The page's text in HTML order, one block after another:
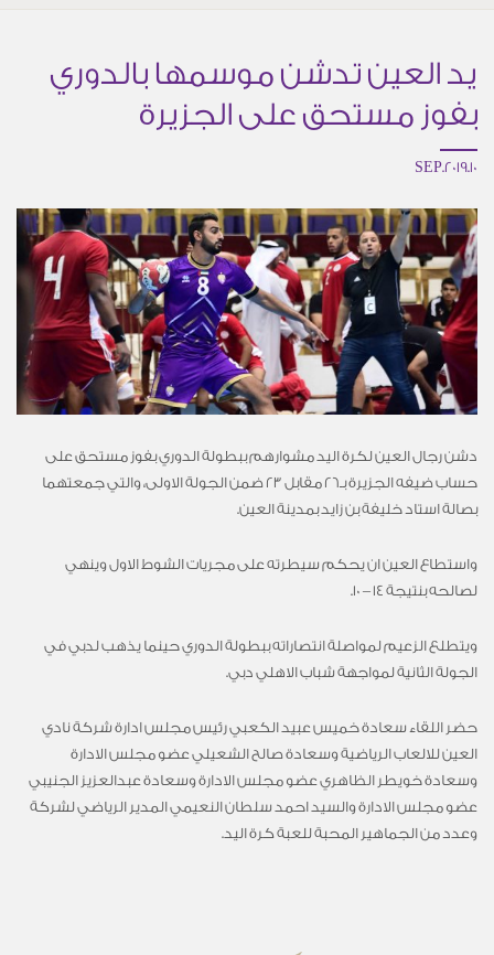
يد العين تدشن موسمها بالدوري
بفوز مستحق على الجزيرة
10.SEP.2019
دشن رجال العين لكرة اليد مشوارهم ببطولة الدوري بفوز مستحق على
حساب ضيفه الجزيرة بـ26 مقابل 23 ضمن الجولة الاولى، والتي جمعتهما
بصالة استاد خليفة بن زايد بمدينة العين.
واستطاع العين ان يحكم سيطرته على مجريات الشوط الاول وينهي
لصالحه بنتيجة 14 – 10.
ويتطلع الزعيم لمواصلة انتصاراته ببطولة الدوري حينما يذهب لدبي في
الجولة الثانية لمواجهة شباب الاهلي دبي.
حضر اللقاء سعادة خميس عبيد الكعبي رئيس مجلس ادارة شركة نادي
العين للالعاب الرياضية وسعادة صالح الشعيلي عضو مجلس الادارة
وسعادة خويطر الظاهري عضو مجلس الادارة وسعادة عبدالعزيز الجنيبي
عضو مجلس الادارة والسيد احمد سلطان النعيمي المدير الرياضي لشركة
وعدد من الجماهير المحبة للعبة كرة اليد.